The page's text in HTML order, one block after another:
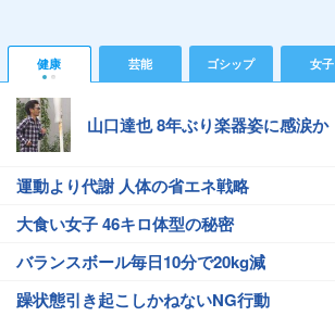
健康 芸能 ゴシップ 女子
山口達也 8年ぶり楽器姿に感涙か
運動より代謝 人体の省エネ戦略
大食い女子 46キロ体型の秘密
バランスボール毎日10分で20kg減
躁状態引き起こしかねないNG行動